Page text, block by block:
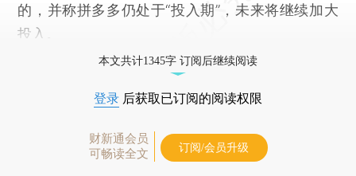
的，并称拼多多仍处于“投入期”，未来将继续加大
投入。
本文共计1345字 订阅后继续阅读
登录 后获取已订阅的阅读权限
财新通会员
可畅读全文
订阅/会员升级